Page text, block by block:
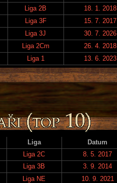
Liga 2B 18. 1. 2018
Liga 3F 15. 7. 2017
Liga 3J 30. 7. 2026
Liga 2Cm 26. 4. 2018
Liga 1 13. 6. 2023
Liga Datum
Liga 2C 8. 5. 2017
Liga 3B 3. 9. 2014
Liga NE 10. 9. 2021